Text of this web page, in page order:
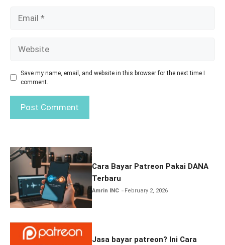
Save my name, email, and website in this browser for the next time I
comment.
Cara Bayar Patreon Pakai DANA
Terbaru
Amrin INC February 2, 2026
Jasa bayar patreon? Ini Cara